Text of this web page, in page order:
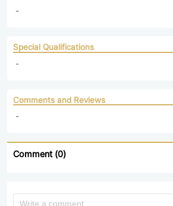
-
Special Qualifications
-
Comments and Reviews
-
Comment (0)